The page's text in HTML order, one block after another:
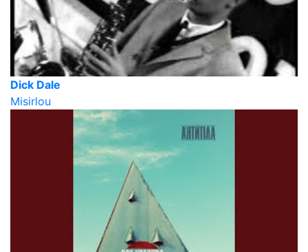
Dick Dale
Misirlou